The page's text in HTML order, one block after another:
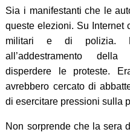
Sia i manifestanti che le
queste elezioni. Su Internet
militari e di polizia.
all’addestramento
disperdere le proteste.
avrebbero cercato di
di esercitare pressioni sulla
Non sorprende che la sera